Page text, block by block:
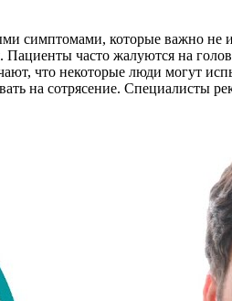
симптомами, которые важно
Пациенты часто жалуются на
что некоторые люди могут
на сотрясение. Специалисты